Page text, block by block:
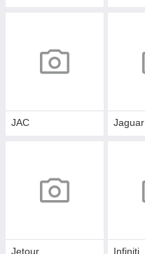
JAC Jaguar
Jetour Infiniti